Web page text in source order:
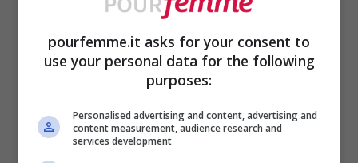
tornerà utile anche durante l’allattamento,
in quanto sicura per il bambino.
Purelan di Medela fornisce un rapido
sollievo econtrasta l’irritazionedurante la
gravidanza e l’allattamento. Un prodotto
pourfemme.it asks for your consent to
use your personal data for the following
purposes:
Personalised advertising and content, advertising and
content measurement, audience research and
services development